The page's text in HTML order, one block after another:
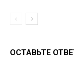
ОСТАВЬТЕ